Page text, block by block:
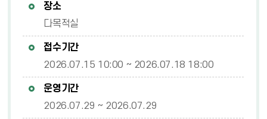
장소
다목적실
접수기간
2026.07.15 10:00 ~ 2026.07.18 18:00
운영기간
2026.07.29 ~ 2026.07.29